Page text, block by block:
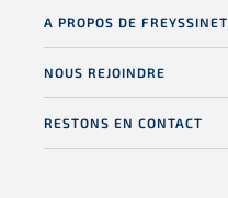
A PROPOS DE FREYSSINET
NOUS REJOINDRE
RESTONS EN CONTACT